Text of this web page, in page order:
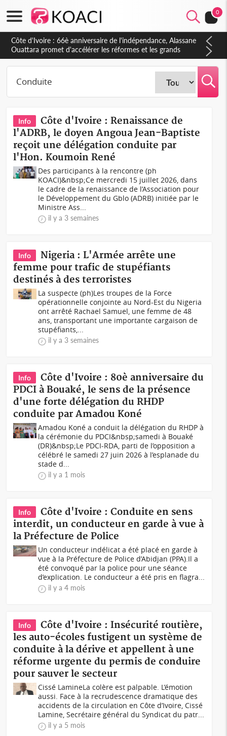
0
Côte d'Ivoire : À Abidjan, Amadou Oury Bah admire le modèle
ivoirien et veut s'en inspirer pour accélérer le développement
de la Guinée
Info
Côte d'Ivoire : Renaissance de
l'ADRB, le doyen Angoua Jean-Baptiste
reçoit une délégation conduite par
l'Hon. Koumoin René
Des participants à la rencontre (ph
KOACI)&nbsp;Ce mercredi 15 juillet 2026, dans
le cadre de la renaissance de l’Association pour
le Développement du Gblo (ADRB) initiée par le
Ministre Ass...
il y a 3 semaines
Info
Nigeria : L'Armée arrête une
femme pour trafic de stupéfiants
destinés à des terroristes
La suspecte (ph)Les troupes de la Force
opérationnelle conjointe au Nord-Est du Nigeria
ont arrêté Rachael Samuel, une femme de 48
ans, transportant une importante cargaison de
stupéfiants,...
il y a 3 semaines
Info
Côte d'Ivoire : 80è anniversaire du
PDCI à Bouaké, le sens de la présence
d'une forte délégation du RHDP
conduite par Amadou Koné
Amadou Koné a conduit la délégation du RHDP à
la cérémonie du PDCI&nbsp;samedi à Bouaké
(DR)&nbsp;Le PDCI-RDA, parti de l’opposition a
célébré le samedi 27 juin 2026 à l’esplanade du
stade d...
il y a 1 mois
Info
Côte d'Ivoire : Conduite en sens
interdit, un conducteur en garde à vue à
la Préfecture de Police
Un conducteur indélicat a été placé en garde à
vue à la Préfecture de Police d’Abidjan (PPA).Il a
été convoqué par la police pour une séance
d’explication. Le conducteur a été pris en flagra...
il y a 4 mois
Info
Côte d'Ivoire : Insécurité routière,
les auto-écoles fustigent un système de
conduite à la dérive et appellent à une
réforme urgente du permis de conduire
pour sauver le secteur
Cissé LamineLa colère est palpable. L’émotion
aussi. Face à la recrudescence dramatique des
accidents de la circulation en Côte d’Ivoire, Cissé
Lamine, Secrétaire général du Syndicat du patr...
il y a 5 mois